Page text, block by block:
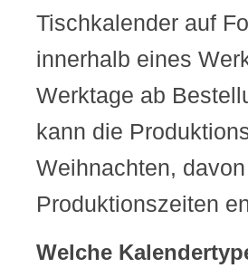
Tischkalender auf
innerhalb eines
Werktage ab
kann die
Weihnachten,
Produktionszeiten
Welche